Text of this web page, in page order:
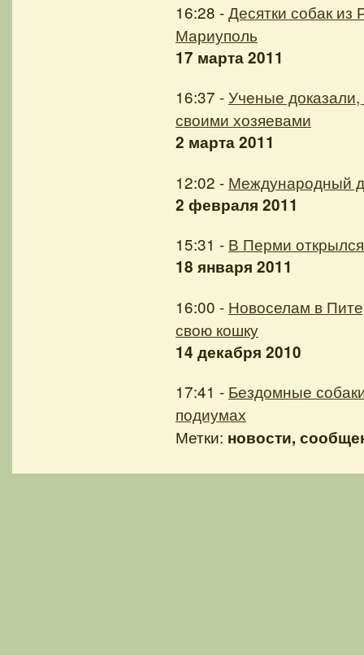
16:28 -Десятки собак из
Мариуполь
17 марта 2011
16:37 -Ученые доказали,
своими хозяевами
2 марта 2011
12:02 - Международный
2 февраля 2011
15:31 - В Перми
18 января 2011
16:00 - Новоселам в
свою кошку
14 декабря 2010
17:41 - Бездомные
подиумах
Метки: новости,